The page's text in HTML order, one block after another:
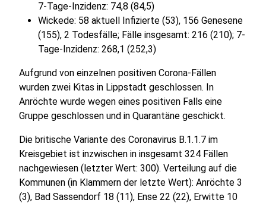
7-Tage-Inzidenz: 74,8 (84,5)
Wickede: 58 aktuell Infizierte (53), 156 Genesene
(155), 2 Todesfälle; Fälle insgesamt: 216 (210); 7-
Tage-Inzidenz: 268,1 (252,3)
Aufgrund von einzelnen positiven Corona-Fällen
wurden zwei Kitas in Lippstadt geschlossen. In
Anröchte wurde wegen eines positiven Falls eine
Gruppe geschlossen und in Quarantäne geschickt.
Die britische Variante des Coronavirus B.1.1.7 im
Kreisgebiet ist inzwischen in insgesamt 324 Fällen
nachgewiesen (letzter Wert: 300). Verteilung auf die
Kommunen (in Klammern der letzte Wert): Anröchte 3
(3), Bad Sassendorf 18 (11), Ense 22 (22), Erwitte 10